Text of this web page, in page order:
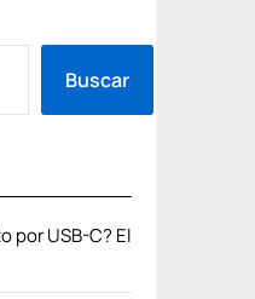
Buscar
por USB-C? El